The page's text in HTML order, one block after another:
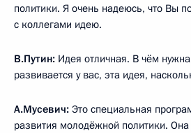
политики. Я очень надеюсь, что Вы
с коллегами идею.
В.Путин: Идея отличная. В чём
развивается у вас, эта идея,
А.Мусевич: Это специальная
развития молодёжной политики. Она